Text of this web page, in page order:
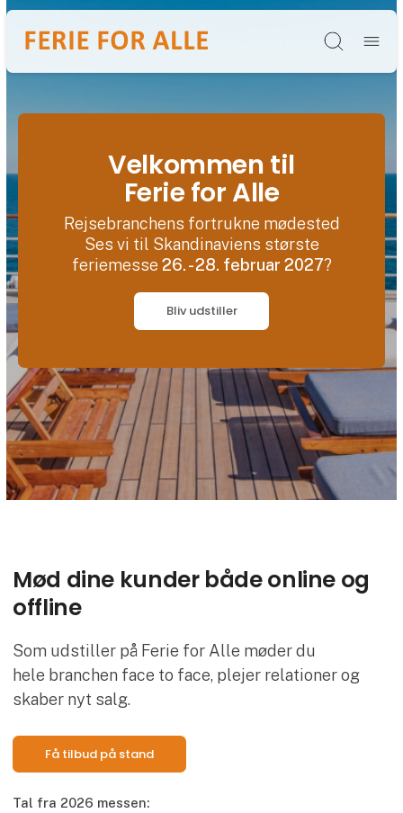
Søg
Velkommen til
Ferie for Alle
Rejsebranchens fortrukne mødested
Ses vi til Skandinaviens største
feriemesse 26. - 28. februar 2027?
Bliv udstiller
Mød dine kunder både online og
offline
Som udstiller på Ferie for Alle møder du
hele branchen face to face, plejer relationer og
skaber nyt salg.
Få tilbud på stand
Tal fra 2026 messen: